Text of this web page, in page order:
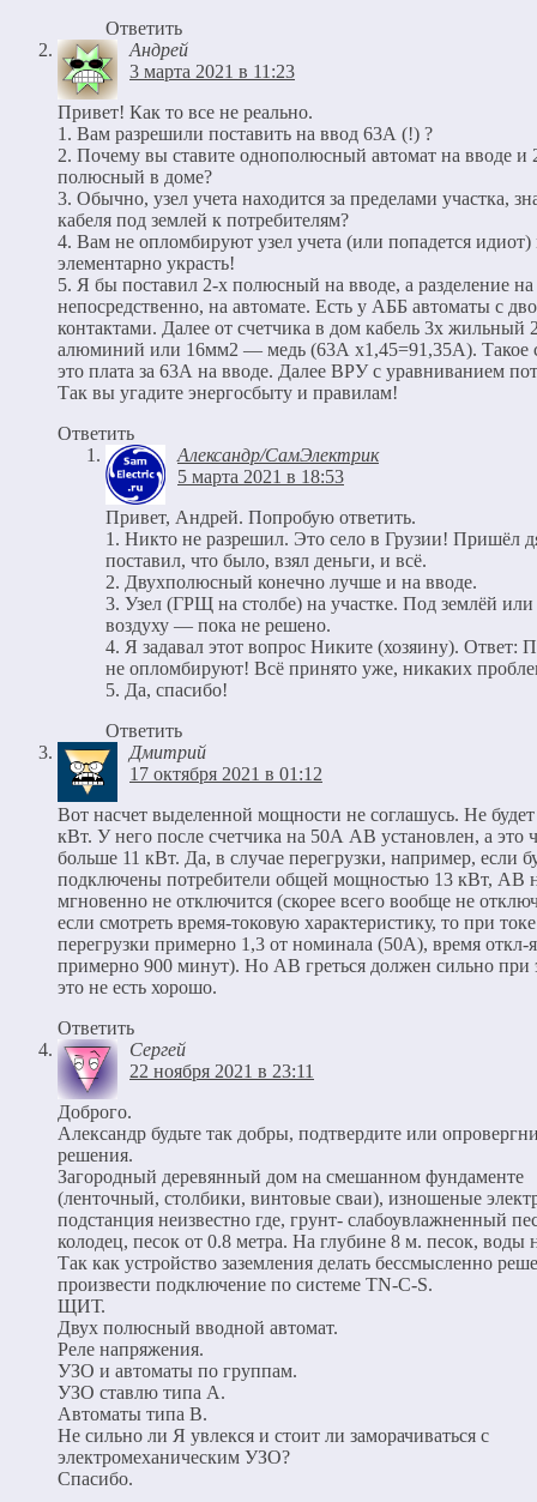
Ответить
Андрей
3 марта 2021 в 11:23
Привет! Как то все не реально.
1. Вам разрешили поставить на ввод 63А (!) ?
2. Почему вы ставите однополюсный автомат на вводе и
полюсный в доме?
3. Обычно, узел учета находится за пределами участка,
кабеля под землей к потребителям?
4. Вам не опломбируют узел учета (или попадется
элементарно украсть!
5. Я бы поставил 2-х полюсный на вводе, а разделение на
непосредственно, на автомате. Есть у АББ автоматы с
контактами. Далее от счетчика в дом кабель 3х жильный
алюминий или 16мм2 — медь (63А х1,45=91,35А). Такое
это плата за 63А на вводе. Далее ВРУ с уравниванием
Так вы угадите энергосбыту и правилам!
Ответить
Александр/СамЭлектрик
5 марта 2021 в 18:53
Привет, Андрей. Попробую ответить.
1. Никто не разрешил. Это село в Грузии! Пришёл
поставил, что было, взял деньги, и всё.
2. Двухполюсный конечно лучше и на вводе.
3. Узел (ГРЩ на столбе) на участке. Под землёй
воздуху — пока не решено.
4. Я задавал этот вопрос Никите (хозяину). Ответ:
не опломбируют! Всё принято уже, никаких
5. Да, спасибо!
Ответить
Дмитрий
17 октября 2021 в 01:12
Вот насчет выделенной мощности не соглашусь. Не будет
кВт. У него после счетчика на 50А АВ установлен, а это
больше 11 кВт. Да, в случае перегрузки, например, если
подключены потребители общей мощностью 13 кВт, АВ
мгновенно не отключится (скорее всего вообще не
если смотреть время-токовую характеристику, то при токе
перегрузки примерно 1,3 от номинала (50А), время откл-я
примерно 900 минут). Но АВ греться должен сильно при
это не есть хорошо.
Ответить
Сергей
22 ноября 2021 в 23:11
Доброго.
Александр будьте так добры, подтвердите или
решения.
Загородный деревянный дом на смешанном фундаменте
(ленточный, столбики, винтовые сваи), изношеные
подстанция неизвестно где, грунт- слабоувлажненный
колодец, песок от 0.8 метра. На глубине 8 м. песок, воды
Так как устройство заземления делать бессмысленно
произвести подключение по системе TN-C-S.
ЩИТ.
Двух полюсный вводной автомат.
Реле напряжения.
УЗО и автоматы по группам.
УЗО ставлю типа А.
Автоматы типа В.
Не сильно ли Я увлекся и стоит ли заморачиваться с
электромеханическим УЗО?
Спасибо.